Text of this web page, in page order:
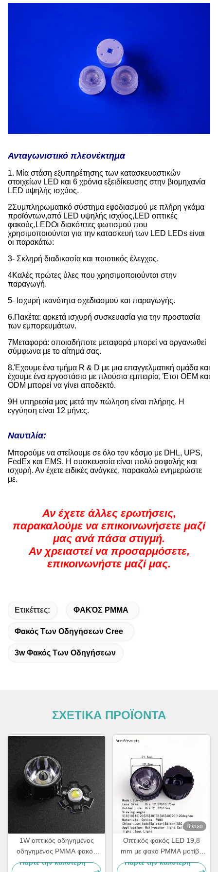
Ανταγωνιστικό πλεονέκτημα
1. Μία στάση εξυπηρέτησης των κατασκευαστικών
στοιχείων LED και 6 χρόνια εξειδίκευσης στην βιομηχανία
LED υψηλής ισχύος.
2Συμπληρωματικό σύστημα εφοδιασμού με πλήρη γκάμα
προϊόντων,από LED υψηλής ισχύος,LED οπτικές
φακούς,LEDΟι διακόπτες φωτισμού που
χρησιμοποιούνται για την κατασκευή των LED LEDs είναι
οι παρακάτω:
3- Σκληρή διαδικασία και ποιοτικός έλεγχος.
4Καλές πρώτες ύλες που χρησιμοποιούνται στην
παραγωγή.
5- Ισχυρή ικανότητα σχεδιασμού και παραγωγής.
6.Πακέτα: αρκετά ισχυρή συσκευασία για την προστασία
των εμπορευμάτων.
7Μεταφορά: οποιαδήποτε μεταφορά μπορεί να οργανωθεί
σύμφωνα με το αίτημά σας.
8.Έχουμε ένα τμήμα R & D με μια επαγγελματική ομάδα και
έχουμε ένα εργοστάσιο με πλούσια εμπειρία, Έτσι OEM και
ODM μπορεί να γίνει αποδεκτό.
9Η υπηρεσία μας μετά την πώληση είναι πλήρης. Η
εγγύηση είναι 12 μήνες.
Ναυτιλία:
Μπορούμε να στείλουμε σε όλο τον κόσμο με DHL, UPS,
FedEx και EMS. Η συσκευασία είναι πολύ ασφαλής και
ισχυρή. Αν έχετε ειδικές ανάγκες, παρακαλώ ενημερώστε
με.
Αν έχετε άλλες ερωτήσεις,
παρακαλούμε να επικοινωνήσετε μαζί
μας ανά πάσα στιγμή.
Αν χρειαστεί να προσαρμόσετε,
επικοινωνήστε μαζί μας.
Ετικέττες: ΦΑΚΌΣ PMMA
Φακός Των Οδηγήσεων Cree
3w Φακός Των Οδηγήσεων
ΣΧΕΤΙΚΑ ΠΡΟΪΟΝΤΑ
1W οπτικός οδηγημένος
οδηγημένος PMMA φακός
φακών επικέντρων με τη
Πάρτε την καλύτερη
Βίντεο
Οπτικός φακός LED 19,8
mm με φακό PMMA μοτίβο
δέσμης 15x45 μοιρών για
Πάρτε την καλύτερη